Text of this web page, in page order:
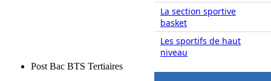
La section sportive
basket
Les sportifs de haut
niveau
Post Bac BTS Tertiaires